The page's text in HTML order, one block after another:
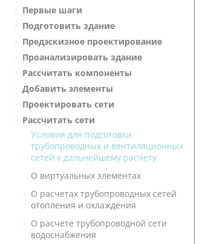
Первые шаги
Подготовить здание
Предэскизное проектирование
Проанализировать здание
Рассчитать компоненты
Добавить элементы
Проектировать сети
Рассчитать сети
Условия для подготовки
трубопроводных и вентиляционных
сетей к дальнейшему расчету
О виртуальных элементах
О расчетах трубопроводных сетей
отопления и охлаждения
О расчете трубопроводной сети
водоснабжения